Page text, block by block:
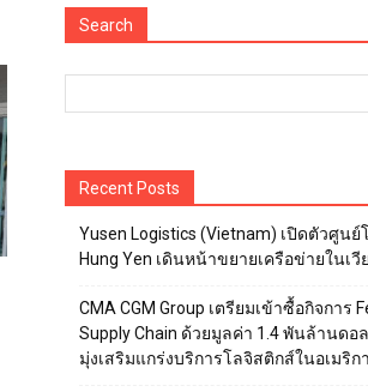
Search
Recent Posts
Yusen Logistics (Vietnam) เปิดตัวศูน
Hung Yen เดินหน้าขยายเครือข่ายในเ
CMA CGM Group เตรียมเข้าซื้อกิจการ
Supply Chain ด้วยมูลค่า 1.4 พันล้านดอ
มุ่งเสริมแกร่งบริการโลจิสติกส์ในอเมริก